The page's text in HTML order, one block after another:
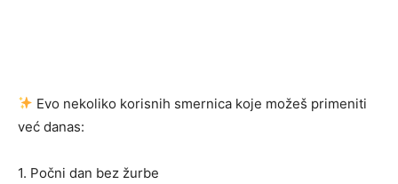
Evo nekoliko korisnih smernica koje možeš primeniti
već danas:
1. Počni dan bez žurbe